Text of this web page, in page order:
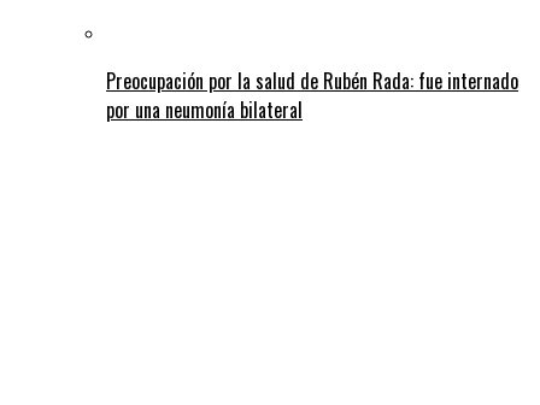
Preocupación por la salud de Rubén Rada: fue internado
por una neumonía bilateral